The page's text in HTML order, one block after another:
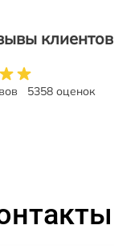
клиентов
5358 оценок